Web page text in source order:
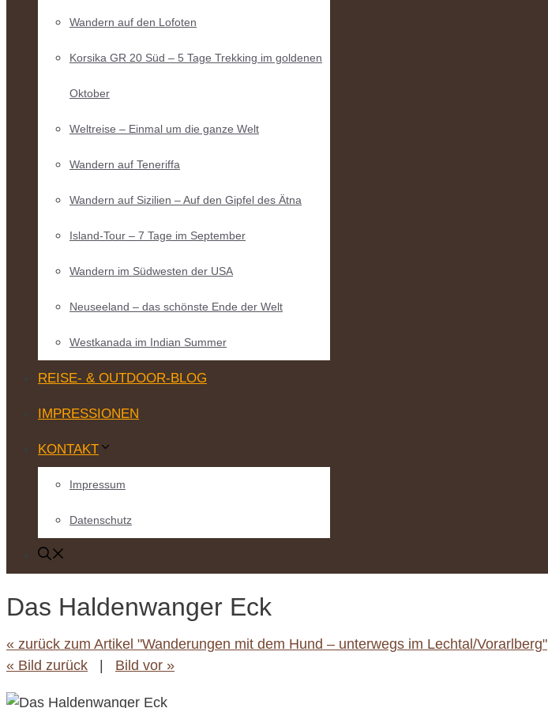
Wandern auf den Lofoten
Korsika GR 20 Süd – 5 Tage Trekking im goldenen
Oktober
Weltreise – Einmal um die ganze Welt
Wandern auf Teneriffa
Wandern auf Sizilien – Auf den Gipfel des Ätna
Island-Tour – 7 Tage im September
Wandern im Südwesten der USA
Neuseeland – das schönste Ende der Welt
Westkanada im Indian Summer
REISE- & OUTDOOR-BLOG
IMPRESSIONEN
KONTAKT
Impressum
Datenschutz
Das Haldenwanger Eck
« zurück zum Artikel "Wanderungen mit dem Hund – unterwegs im Lechtal/Vorarlberg"
« Bild zurück
Bild vor »